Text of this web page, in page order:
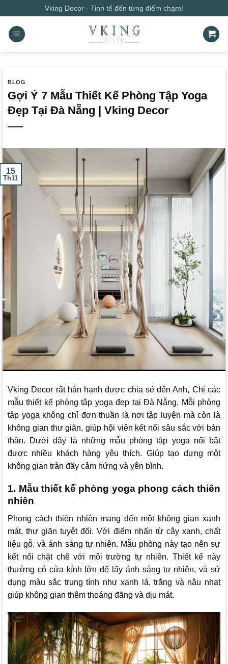
qua
nội
dung
Vking Decor - Tinh tế đến từng điểm chạm!
BLOG
Gợi Ý 7 Mẫu Thiết Kế Phòng Tập Yoga
Đẹp Tại Đà Nẵng | Vking Decor
15
Th11
Vking Decor rất hân hạnh được chia sẻ đến Anh, Chị các
mẫu thiết kế phòng tập yoga đẹp tại Đà Nẵng. Mỗi phòng
tập yoga không chỉ đơn thuần là nơi tập luyện mà còn là
không gian thư giãn, giúp hội viên kết nối sâu sắc với bản
thân. Dưới đây là những mẫu phòng tập yoga nổi bật
được nhiều khách hàng yêu thích. Giúp tạo dựng một
không gian tràn đầy cảm hứng và yên bình.
1. Mẫu thiết kế phòng yoga phong cách thiên
nhiên
Phong cách thiên nhiên mang đến một không gian xanh
mát, thư giãn tuyệt đối. Với điểm nhấn từ cây xanh, chất
liệu gỗ, và ánh sáng tự nhiên. Mẫu phòng này tạo nên sự
kết nối chặt chẽ với môi trường tự nhiên. Thiết kế này
thường có cửa kính lớn để lấy ánh sáng tự nhiên, và sử
dụng màu sắc trung tính như xanh lá, trắng và nâu nhạt
giúp không gian thêm thoáng đãng và dịu mát.